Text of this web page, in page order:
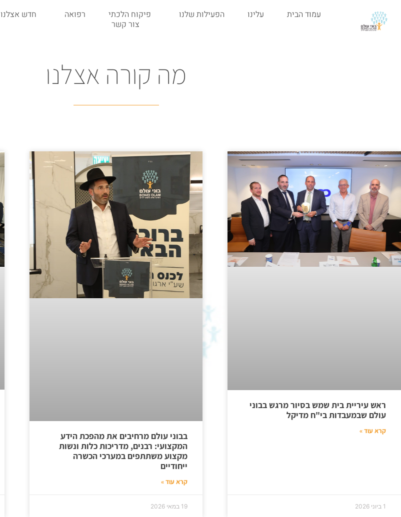
עמוד הבית עלינו הפעילות שלנו פיקוח הלכתי רפואה חדש אצלנו
צור קשר
מה קורה אצלנו
ראש עיריית בית שמש בסיור מרגש בבוני
עולם שבמעבדות בי"ח מדיקל
קרא עוד »
1 ביוני 2026
בבוני עולם מרחיבים את מהפכת הידע
המקצועי: רבנים, מדריכות כלות ונשות
מקצוע משתתפים במערכי הכשרה
ייחודיים
קרא עוד »
19 במאי 2026